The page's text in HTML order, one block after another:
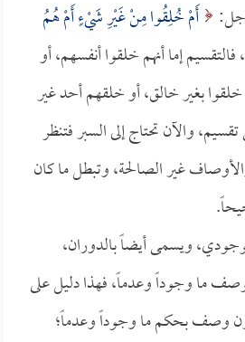
أَمْ خُلِقُوا مِنْ غَيْرِ شَيْءٍ أَمْ هُمُ
فالتقسيم إما أنهم خلقوا أنفسهم، أو
بغير خالق، أو خلقهم أحد غير
والآن تحتاج إلى السبر فتنظر
غير الصالحة، وتبطل ما كان
ويسمى أيضاً بالدوران،
ما وجوداً وعدماً، فهذا دليل على
وصف بحكم ما وجوداً وعدماً؛